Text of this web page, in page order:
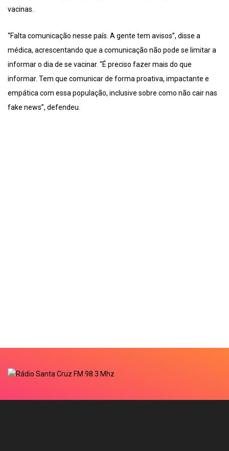
vacinas.
“Falta comunicação nesse país. A gente tem avisos”, disse a
médica, acrescentando que a comunicação não pode se limitar a
informar o dia de se vacinar. “É preciso fazer mais do que
informar. Tem que comunicar de forma proativa, impactante e
empática com essa população, inclusive sobre como não cair nas
fake news”, defendeu.